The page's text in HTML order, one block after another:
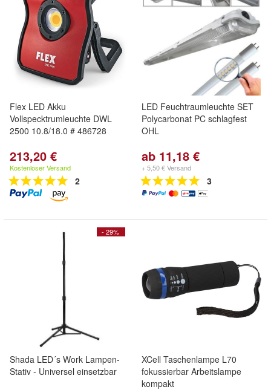
Flex LED Akku
Vollspecktrumleuchte DWL
2500 10.8/18.0 # 486728
213,20 €
Kostenloser Versand
2
LED Feuchtraumleuchte SET
Polycarbonat PC schlagfest
OHL
ab 11,18 €
+ 5,50 € Versand
3
- 29%
Shada LED´s Work Lampen-
Stativ - Universel einsetzbar
XCell Taschenlampe L70
fokussierbar Arbeitslampe
kompakt